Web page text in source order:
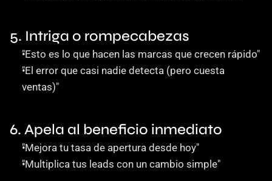
5. Intriga o rompecabezas
"Esto es lo que hacen las marcas que crecen rápido"
"El error que casi nadie detecta (pero cuesta
ventas)"
6. Apela al beneficio inmediato
"Mejora tu tasa de apertura desde hoy"
"Multiplica tus leads con un cambio simple"